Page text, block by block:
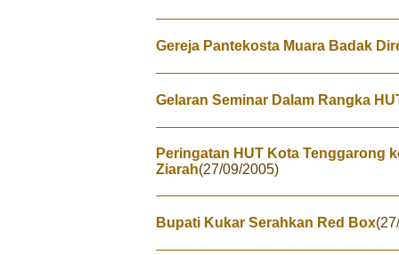
Gereja Pantekosta Muara Badak
Gelaran Seminar Dalam Rangka
Peringatan HUT Kota Tenggarong
Ziarah(27/09/2005)
Bupati Kukar Serahkan Red Box